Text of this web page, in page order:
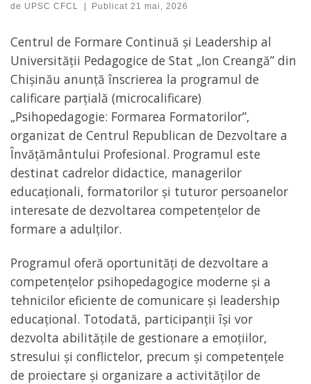
de UPSC CFCL Publicat21 mai, 2026
Centrul de Formare Continuă și Leadership al
Universității Pedagogice de Stat „Ion Creangă” din
Chișinău anunță înscrierea la programul de
calificare parțială (microcalificare)
„Psihopedagogie: Formarea Formatorilor”,
organizat de Centrul Republican de Dezvoltare a
Învățământului Profesional. Programul este
destinat cadrelor didactice, managerilor
educaționali, formatorilor și tuturor persoanelor
interesate de dezvoltarea competențelor de
formare a adulților.
Programul oferă oportunități de dezvoltare a
competențelor psihopedagogice moderne și a
tehnicilor eficiente de comunicare și leadership
educațional. Totodată, participanții își vor
dezvolta abilitățile de gestionare a emoțiilor,
stresului și conflictelor, precum și competențele
de proiectare și organizare a activităților de